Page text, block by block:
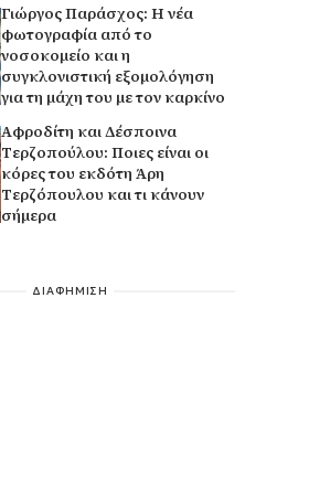
Γιώργος Παράσχος: Η νέα
φωτογραφία από το
νοσοκομείο και η
συγκλονιστική εξομολόγηση
για τη μάχη του με τον καρκίνο
Αφροδίτη και Δέσποινα
Τερζοπούλου: Ποιες είναι οι
κόρες του εκδότη Άρη
Τερζόπουλου και τι κάνουν
σήμερα
ΔΙΑΦΗΜΙΣΗ